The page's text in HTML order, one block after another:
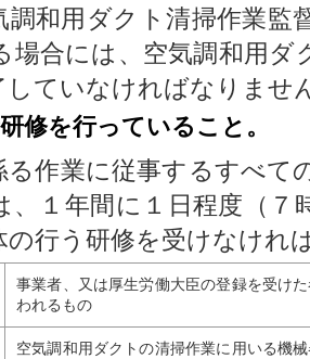
調和用ダクト清掃作業監
場合には、空気調和用ダ
していなければなりませ
修を行っていること。
る作業に従事するすべて
、１年間に１日程度（７
の行う研修を受けなけれ
事業者、又は厚生労働大臣の登録を受け
われるもの
空気調和用ダクトの清掃作業に用いる機